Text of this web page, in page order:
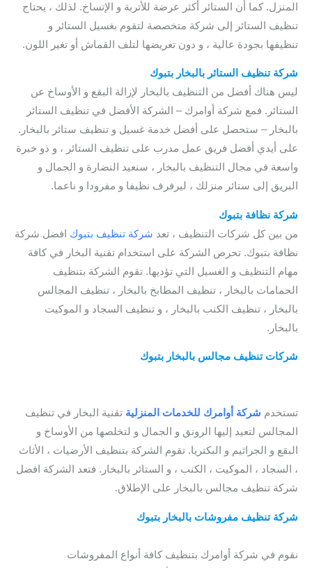
المنزل. كما أن الستائر أكثر عرضة للأتربة و الإتساخ. لذلك ، يحتاج
تنظيف الستائر إلى شركة متخصصة لتقوم بغسيل الستائر و
تنظيفها بجودة عالية ، و دون تعريضها لتلف القماش أو تغير اللون.
شركة تنظيف الستائر بالبخار بتبوك
ليس هناك أفضل من التنظيف بالبخار لإزالة البقع و الأوساخ عن
الستائر. فمع شركة أوامرك – الشركة الأفضل في تنظيف الستائر
بالبخار – ستحصل على أفضل خدمة غسيل و تنظيف ستائر بالبخار.
على أيدي أفضل فريق عمل مدرب على تنظيف الستائر ، و ذو خبرة
واسعة في مجال التنظيف بالبخار ، سنعيد النضارة و الجمال و
البريق إلى ستائر منزلك ، ليرفرف نظيفا و مفرودا و ناعما.
شركة نظافة بتبوك
من بين كل شركات التنظيف ، تعد شركة تنظيف بتبوك افضل شركة
نظافة بتبوك. تحرص الشركة على استخدام تقنية البخار في كافة
مهام التنظيف و الغسيل التي تؤديها. تقوم الشركة بتنظيف
الحمامات بالبخار ، تنظيف المطابخ بالبخار ، تنظيف المجالس
بالبخار ، تنظيف الكنب بالبخار ، و تنظيف السجاد و الموكيت
بالبخار.
شركات تنظيف مجالس بالبخار بتبوك
تستخدم شركة أوامرك للخدمات المنزلية تقنية البخار في تنظيف
المجالس لتعيد إليها الرونق و الجمال و لتخلصها من الأوساخ و
البقع و الجراثيم و البكتريا. تقوم الشركة بتنظيف الأرضيات ، الأثاث
، السجاد ، الموكيت ، الكنب ، و الستائر بالبخار. فتعد الشركة افضل
شركة تنظيف مجالس بالبخار على الإطلاق.
شركة تنظيف مفروشات بالبخار بتبوك
نقوم في شركة أوامرك بتنظيف كافة أنواع المفروشات